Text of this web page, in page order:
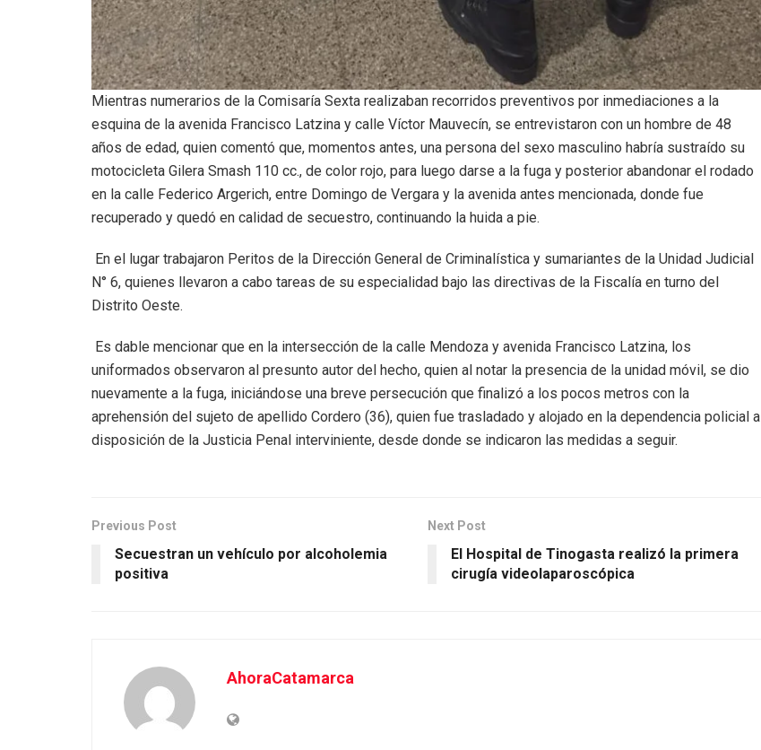
Mientras numerarios de la Comisaría Sexta realizaban recorridos preventivos por inmediaciones a la
esquina de la avenida Francisco Latzina y calle Víctor Mauvecín, se entrevistaron con un hombre de 48
años de edad, quien comentó que, momentos antes, una persona del sexo masculino habría sustraído su
motocicleta Gilera Smash 110 cc., de color rojo, para luego darse a la fuga y posterior abandonar el rodado
en la calle Federico Argerich, entre Domingo de Vergara y la avenida antes mencionada, donde fue
recuperado y quedó en calidad de secuestro, continuando la huida a pie.
En el lugar trabajaron Peritos de la Dirección General de Criminalística y sumariantes de la Unidad Judicial
N° 6, quienes llevaron a cabo tareas de su especialidad bajo las directivas de la Fiscalía en turno del
Distrito Oeste.
Es dable mencionar que en la intersección de la calle Mendoza y avenida Francisco Latzina, los
uniformados observaron al presunto autor del hecho, quien al notar la presencia de la unidad móvil, se dio
nuevamente a la fuga, iniciándose una breve persecución que finalizó a los pocos metros con la
aprehensión del sujeto de apellido Cordero (36), quien fue trasladado y alojado en la dependencia policial a
disposición de la Justicia Penal interviniente, desde donde se indicaron las medidas a seguir.
Previous Post
Secuestran un vehículo por alcoholemia
positiva
Next Post
El Hospital de Tinogasta realizó la primera
cirugía videolaparoscópica
AhoraCatamarca